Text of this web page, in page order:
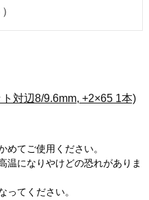
対辺8/9.6mm, +2×65 1本)
めてご使用ください。
温になりやけどの恐れがありま
ってください。